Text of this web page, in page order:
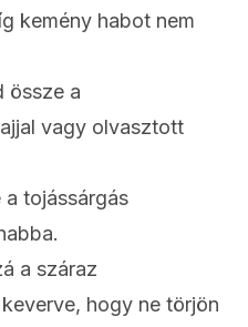
kemény habot nem
össze a
vagy olvasztott
tojássárgás
a száraz
hogy ne törjön